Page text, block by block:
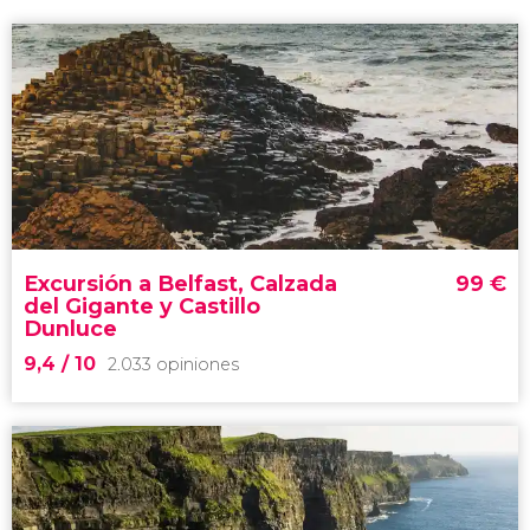
Excursión a Belfast, Calzada
del Gigante y Castillo
Dunluce
9,4 / 10 2.033 opiniones
99 €
9,4

